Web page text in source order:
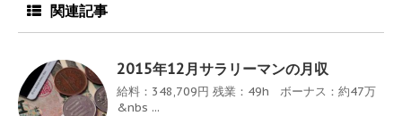
関連記事
2015年12月サラリーマンの月収
給料：348,709円 残業：49h ボーナス：約47万
&nbs ...